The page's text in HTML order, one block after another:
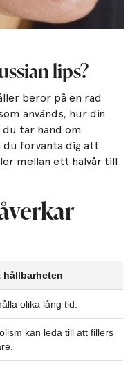
lips?
beror på en rad
används, hur din
tar hand om
du förvänta dig att
mellan ett halvår till
hållbarheten
olika lång tid.
kan leda till att fillers